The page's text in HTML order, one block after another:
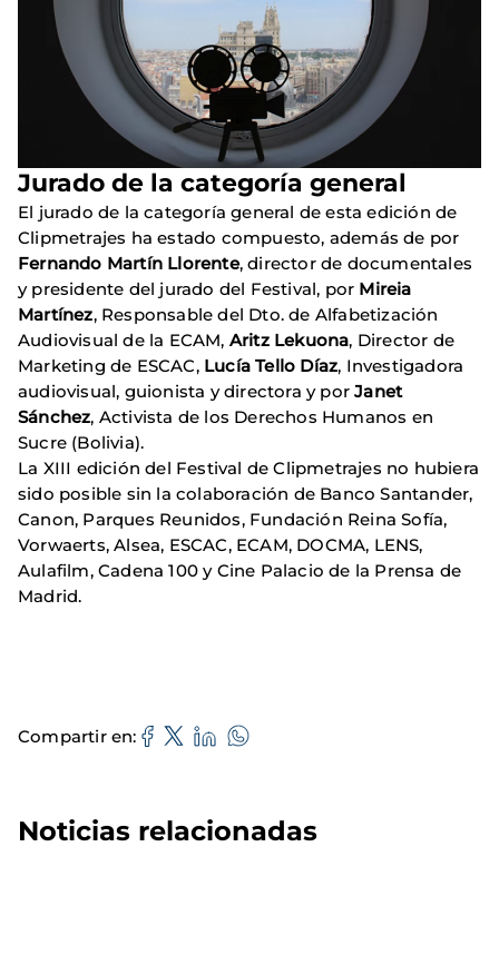
Jurado de la categoría general
El jurado de la categoría general de esta edición de
Clipmetrajes ha estado compuesto, además de por
Fernando Martín Llorente, director de documentales
y presidente del jurado del Festival, por Mireia
Martínez, Responsable del Dto. de Alfabetización
Audiovisual de la ECAM, Aritz Lekuona, Director de
Marketing de ESCAC, Lucía Tello Díaz, Investigadora
audiovisual, guionista y directora y porJanet
Sánchez, Activista de los Derechos Humanos en
Sucre (Bolivia).
La XIII edición del Festival de Clipmetrajes no hubiera
sido posible sin la colaboración de Banco Santander,
Canon, Parques Reunidos, Fundación Reina Sofía,
Vorwaerts, Alsea, ESCAC, ECAM, DOCMA, LENS,
Aulafilm, Cadena 100 y Cine Palacio de la Prensa de
Madrid.
Compartir en
Noticias relacionadas